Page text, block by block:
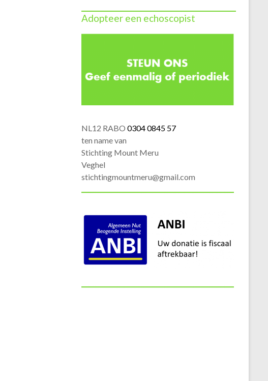
Adopteer een echoscopist
NL12 RABO 0304 0845 57
ten name van
Stichting Mount Meru
Veghel
stichtingmountmeru@gmail.com